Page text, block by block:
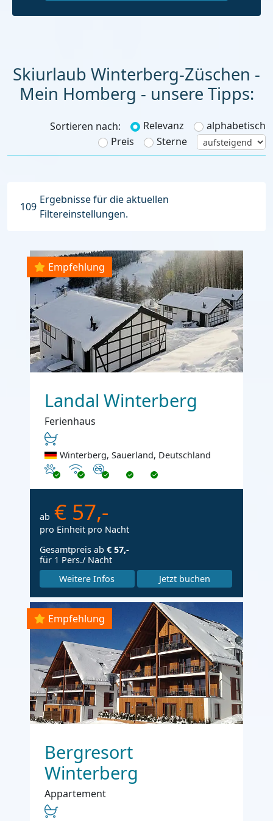
Skiurlaub Winterberg-Züschen -
Mein Homberg - unsere Tipps:
Sortieren nach: Relevanz
alphabetisch
Preis
Sterne
109
Ergebnisse für die aktuellen
Filtereinstellungen.
Empfehlung
Landal Winterberg
Ferienhaus
Winterberg, Sauerland, Deutschland
Haustiere erlaubt
InternetNichtraucher
ab € 57,-
pro Einheit pro Nacht
Gesamtpreis ab € 57,-
für 1 Pers./ Nacht
Weitere Infos
Jetzt buchen
Empfehlung
Bergresort
Winterberg
Appartement